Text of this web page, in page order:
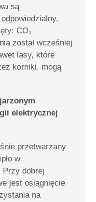
są
CO₂
został wcześniej
lasy, które
korniki, mogą
elektrycznej
przetwarzany
w
Przy dobrej
jest osiągnięcie
na